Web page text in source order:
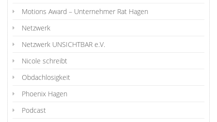
Motions Award – Unternehmer Rat Hagen
Netzwerk
Netzwerk UNSICHTBAR e.V.
Nicole schreibt
Obdachlosigkeit
Phoenix Hagen
Podcast